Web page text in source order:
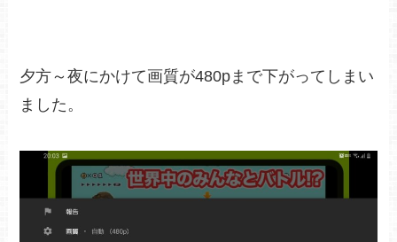
夕方～夜にかけて画質が480pまで下がってしまい
ました。